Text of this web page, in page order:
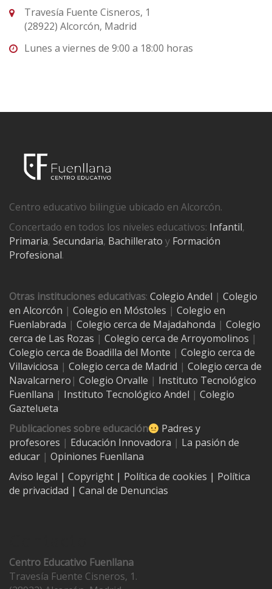
Travesía Fuente Cisneros, 1
(28922) Alcorcón, Madrid
Lunes a viernes de 9:00 a 18:00 horas
Centro educativo bilingüe ubicado en Alcorcón.
Concertado en todos los niveles educativos: Infantil,
Primaria, Secundaria, Bachillerato y Formación
Profesional.
Otras instituciones educativas: Colegio Andel | Colegio
en Alcorcón | Colegio en Móstoles | Colegio en
Fuenlabrada | Colegio cerca de Majadahonda | Colegio
cerca de Las Rozas | Colegio cerca de Arroyomolinos |
Colegio cerca de Boadilla del Monte | Colegio cerca de
Villaviciosa | Colegio cerca de Madrid | Colegio cerca de
Navalcarnero | Colegio Orvalle | Instituto Tecnológico
Fuenllana | Instituto Tecnológico Andel | Colegio
Gaztelueta
Publicaciones sobre educación
Padres y
profesores | Educación Innovadora | La pasión de
educar | Opiniones Fuenllana
Aviso legal | Copyright | Política de cookies | Política
de privacidad | Canal de Denuncias
Centro Educativo Fuenllana
Travesía Fuente Cisneros, 1.